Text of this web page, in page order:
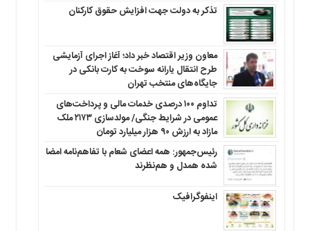
تذکر به دولت جهت افزایش حقوق کارکنان ‌
معاون وزیر اقتصاد خبر داد؛ آغاز اجرای آزمایشی
طرح انتقال یارانه سوخت به کارت بانکی در
جایگاه‌های منتخب تهران
تداوم ۱۰۰ درصدی خدمات مالی و پرداخت‌های
عمومی در شرایط جنگی/ مولدسازی ۲۱۷۳ ملک
مازاد به ارزش ۹۰ هزار میلیارد تومان
رئیس‌جمهور: همه اعضای شعام با تفاهم‌نامه امضا
شده همدل و هم‌نظرند
اینفوگرافیک